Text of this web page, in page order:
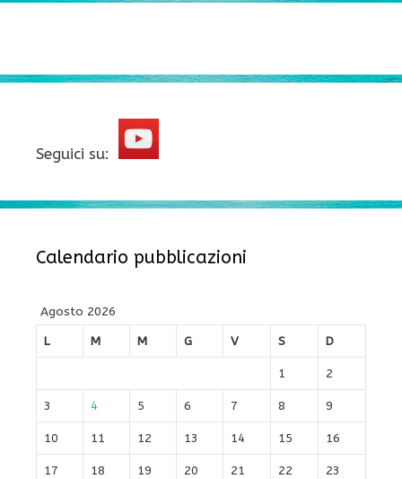
Seguici su:
Calendario pubblicazioni
Agosto 2026
L
M M G V S D
1 2
3 4 5 6 7 8 9
10 11 12 13 14 15 16
17 18 19 20 21 22 23